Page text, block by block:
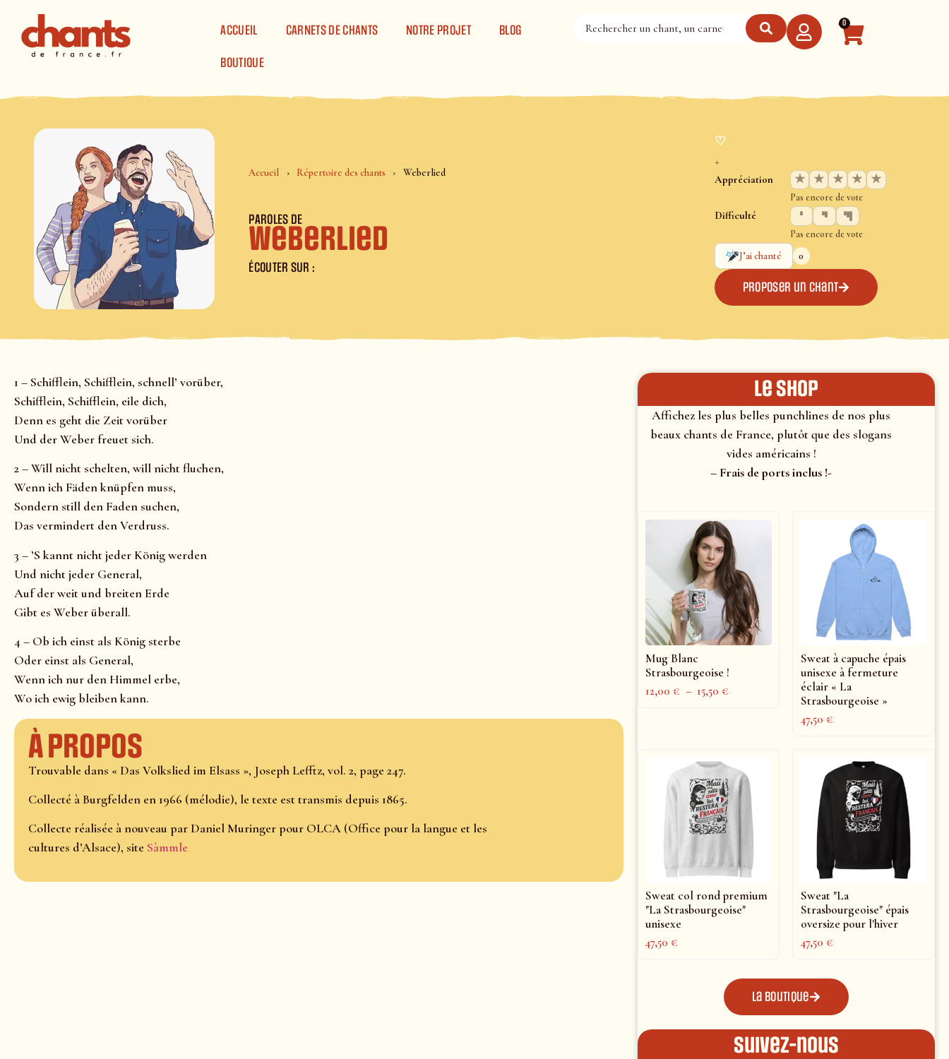
ACCUEIL
CARNETS DE CHANTS NOTRE PROJET BLOG
BOUTIQUE
0
Accueil Répertoire des chants Weberlied
PAROLES DE
Weberlied
ÉCOUTER SUR :
♡
+
Appréciation ★ ★ ★ ★ ★
Pas encore de vote
Difficulté
Pas encore de vote
J’ai chanté
0
Proposer un chant
1 – Schifflein, Schifflein, schnell’ vorüber,
Schifflein, Schifflein, eile dich,
Denn es geht die Zeit vorüber
Und der Weber freuet sich.
2 – Will nicht schelten, will nicht fluchen,
Wenn ich Fäden knüpfen muss,
Sondern still den Faden suchen,
Das vermindert den Verdruss.
3 – ’S kannt nicht jeder König werden
Und nicht jeder General,
Auf der weit und breiten Erde
Gibt es Weber überall.
4 – Ob ich einst als König sterbe
Oder einst als General,
Wenn ich nur den Himmel erbe,
Wo ich ewig bleiben kann.
À propos
Trouvable dans « Das Volkslied im Elsass », Joseph Lefftz, vol. 2, page 247.
Collecté à Burgfelden en 1966 (mélodie), le texte est transmis depuis 1865.
Collecte réalisée à nouveau par Daniel Muringer pour OLCA (Office pour la langue et les
cultures d’Alsace), site Sàmmle
le shop
Affichez les plus belles punchlines de nos plus
beaux chants de France, plutôt que des slogans
vides américains !
– Frais de ports inclus !-
Mug Blanc
Strasbourgeoise !
12,00€ – 15,50€
Sweat à capuche épais
unisexe à fermeture
éclair « La
Strasbourgeoise »
47,50€
Sweat col rond premium
"La Strasbourgeoise"
unisexe
47,50€
Sweat "La
Strasbourgeoise" épais
oversize pour l'hiver
47,50€
La boutique
Suivez-nous